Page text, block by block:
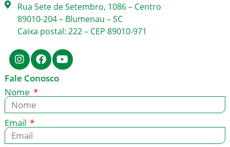
Rua Sete de Setembro, 1086 – Centro
89010-204 – Blumenau – SC
Caixa postal: 222 – CEP 89010-971
Fale Conosco
Nome
Email